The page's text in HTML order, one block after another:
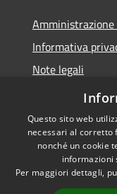
Informativa
Note legali
Dichiarazione
Accessibilità
Questo sito web
necessari al corretto
nonché un cookie
informazioni
Per maggiori dettagli,